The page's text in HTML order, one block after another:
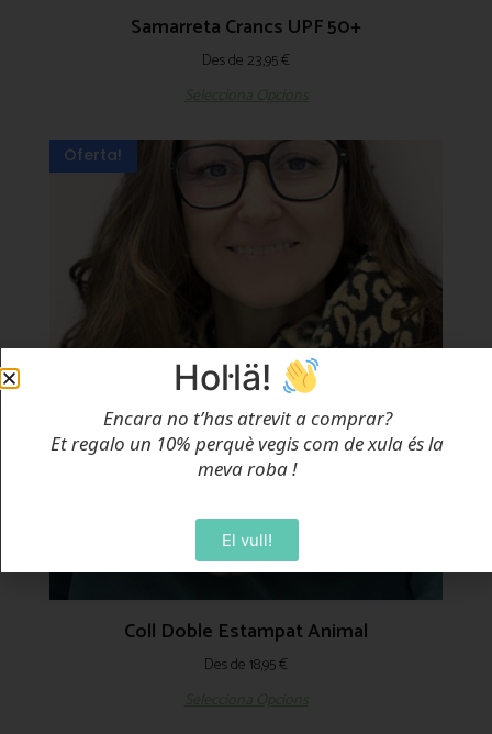
Samarreta Crancs UPF 50+
Des de 23,95€
Oferta!
Coll Doble Estampat Animal
Des de18,95€
Hol·lä!
Encara no t’has atrevit a comprar?
Et regalo un 10% perquè vegis com de xula és la
meva roba!
El vull!